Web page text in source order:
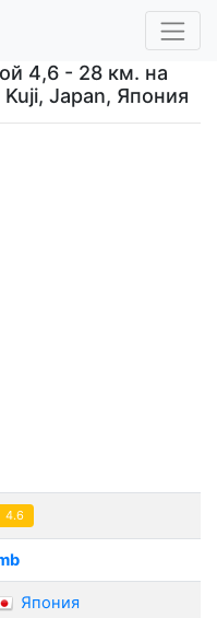
4,6 - 28 км. на
Japan, Япония
4.6
Япония